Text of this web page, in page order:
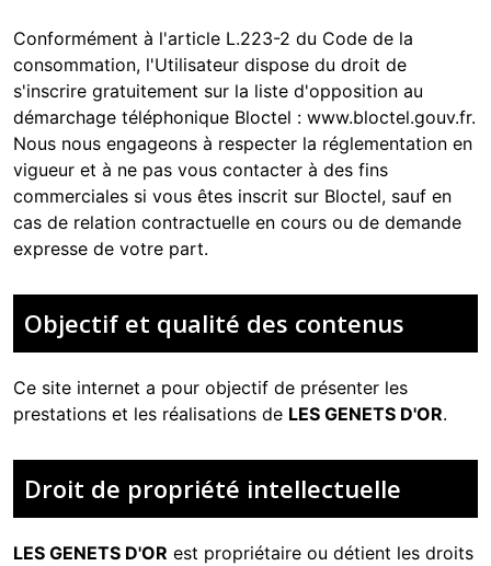
Conformément à l'article L.223-2 du Code de la
consommation, l'Utilisateur dispose du droit de
s'inscrire gratuitement sur la liste d'opposition au
démarchage téléphonique Bloctel : www.bloctel.gouv.fr.
Nous nous engageons à respecter la réglementation en
vigueur et à ne pas vous contacter à des fins
commerciales si vous êtes inscrit sur Bloctel, sauf en
cas de relation contractuelle en cours ou de demande
expresse de votre part.
Objectif et qualité des contenus
Ce site internet a pour objectif de présenter les
prestations et les réalisations de LES GENETS D'OR.
Droit de propriété intellectuelle
LES GENETS D'OR est propriétaire ou détient les droits